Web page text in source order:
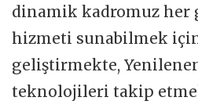
dinamik kadromuz her
hizmeti sunabilmek
geliştirmekte,
teknolojileri takip